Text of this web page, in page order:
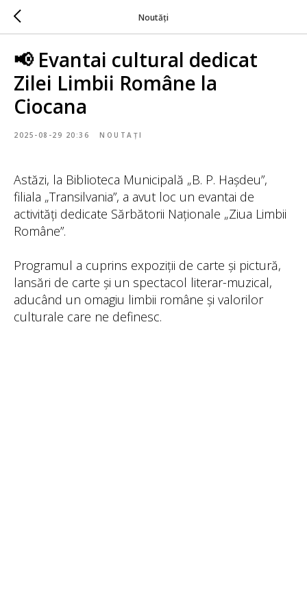
Noutăți
📢 Evantai cultural dedicat
Zilei Limbii Române la
Ciocana
2025-08-29 20:36 NOUTAȚI
Astăzi, la Biblioteca Municipală „B. P. Hașdeu”,
filiala „Transilvania”, a avut loc un evantai de
activități dedicate Sărbătorii Naționale „Ziua Limbii
Române”.
Programul a cuprins expoziții de carte și pictură,
lansări de carte și un spectacol literar-muzical,
aducând un omagiu limbii române și valorilor
culturale care ne definesc.